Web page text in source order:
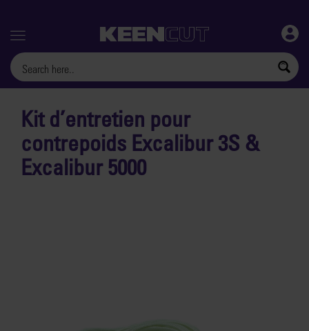
Menu
Kit d’entretien pour
contrepoids Excalibur 3S &
Excalibur 5000